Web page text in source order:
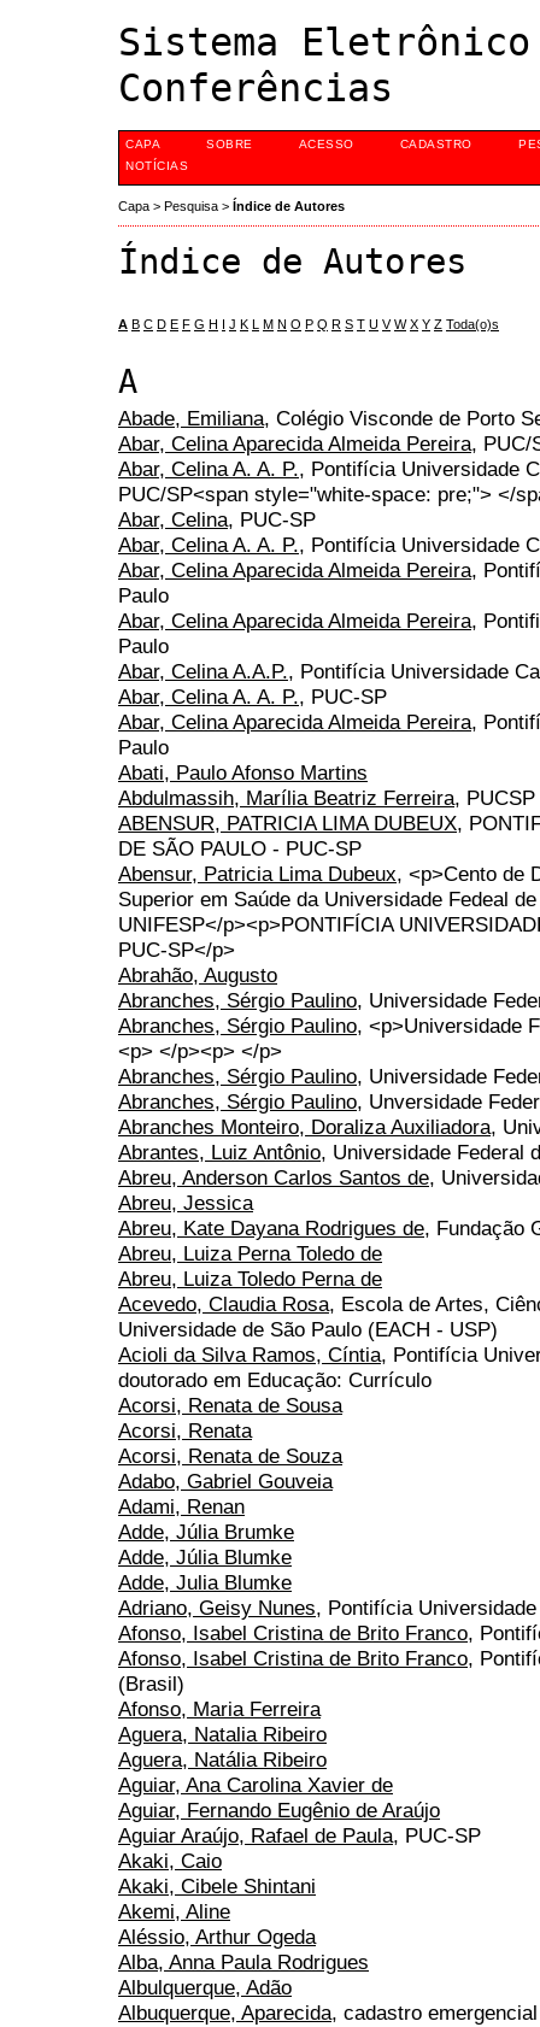
Sistema
Conferências
CAPA SOBRE ACESSO CADASTRO
NOTÍCIAS
Capa > Pesquisa > Índice de Autores
Índice de Autores
A B C D E F G H I J K L M N O P Q R S T U V W X Y Z Toda(o)s
A
Abade, Emiliana, Colégio Visconde de Porto
Abar, Celina Aparecida Almeida Pereira, PUC/
Abar, Celina A. A. P., Pontifícia Universidade
PUC/SP<span style="white-space: pre;"> </
Abar, Celina, PUC-SP
Abar, Celina A. A. P., Pontifícia Universidade
Abar, Celina Aparecida Almeida Pereira,
Paulo
Abar, Celina Aparecida Almeida Pereira,
Paulo
Abar, Celina A.A.P., Pontifícia Universidade
Abar, Celina A. A. P., PUC-SP
Abar, Celina Aparecida Almeida Pereira,
Paulo
Abati, Paulo Afonso Martins
Abdulmassih, Marília Beatriz Ferreira, PUCSP
ABENSUR, PATRICIA LIMA DUBEUX,
DE SÃO PAULO - PUC-SP
Abensur, Patricia Lima Dubeux, <p>Cento de
Superior em Saúde da Universidade Fedeal
UNIFESP</p><p>PONTIFÍCIA
PUC-SP</p>
Abrahão, Augusto
Abranches, Sérgio Paulino, Universidade
Abranches, Sérgio Paulino, <p>Universidade
<p> </p><p> </p>
Abranches, Sérgio Paulino, Universidade
Abranches, Sérgio Paulino, Unversidade
Abranches Monteiro, Doraliza Auxiliadora,
Abrantes, Luiz Antônio, Universidade Federal
Abreu, Anderson Carlos Santos de,
Abreu, Jessica
Abreu, Kate Dayana Rodrigues de, Fundação
Abreu, Luiza Perna Toledo de
Abreu, Luiza Toledo Perna de
Acevedo, Claudia Rosa, Escola de Artes,
Universidade de São Paulo (EACH - USP)
Acioli da Silva Ramos, Cíntia, Pontifícia
doutorado em Educação: Currículo
Acorsi, Renata de Sousa
Acorsi, Renata
Acorsi, Renata de Souza
Adabo, Gabriel Gouveia
Adami, Renan
Adde, Júlia Brumke
Adde, Júlia Blumke
Adde, Julia Blumke
Adriano, Geisy Nunes, Pontifícia
Afonso, Isabel Cristina de Brito Franco,
Afonso, Isabel Cristina de Brito Franco,
(Brasil)
Afonso, Maria Ferreira
Aguera, Natalia Ribeiro
Aguera, Natália Ribeiro
Aguiar, Ana Carolina Xavier de
Aguiar, Fernando Eugênio de Araújo
Aguiar Araújo, Rafael de Paula, PUC-SP
Akaki, Caio
Akaki, Cibele Shintani
Akemi, Aline
Aléssio, Arthur Ogeda
Alba, Anna Paula Rodrigues
Albulquerque, Adão
Albuquerque, Aparecida, cadastro emergencial